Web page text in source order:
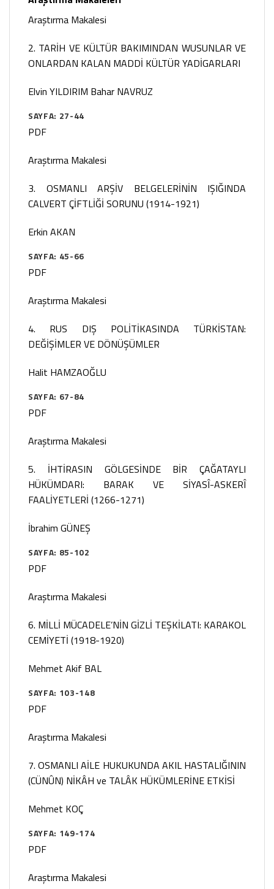
Araştırma Makalesi
2. TARİH VE KÜLTÜR BAKIMINDAN WUSUNLAR VE
ONLARDAN KALAN MADDİ KÜLTÜR YADİGARLARI
Elvin YILDIRIM Bahar NAVRUZ
SAYFA: 27-44
PDF
Araştırma Makalesi
3. OSMANLI ARŞİV BELGELERİNİN IŞIĞINDA
CALVERT ÇİFTLİĞİ SORUNU (1914-1921)
Erkin AKAN
SAYFA: 45-66
PDF
Araştırma Makalesi
4. RUS DIŞ POLİTİKASINDA TÜRKİSTAN:
DEĞİŞİMLER VE DÖNÜŞÜMLER
Halit HAMZAOĞLU
SAYFA: 67-84
PDF
Araştırma Makalesi
5. İHTİRASIN GÖLGESİNDE BİR ÇAĞATAYLI
HÜKÜMDARI: BARAK VE SİYASÎ-ASKERÎ
FAALİYETLERİ (1266-1271)
İbrahim GÜNEŞ
SAYFA: 85-102
PDF
Araştırma Makalesi
6. MİLLİ MÜCADELE’NİN GİZLİ TEŞKİLATI: KARAKOL
CEMİYETİ (1918-1920)
Mehmet Akif BAL
SAYFA: 103-148
PDF
Araştırma Makalesi
7. OSMANLI AİLE HUKUKUNDA AKIL HASTALIĞININ
(CÜNÛN) NİKÂH ve TALÂK HÜKÜMLERİNE ETKİSİ
Mehmet KOÇ
SAYFA: 149-174
PDF
Araştırma Makalesi